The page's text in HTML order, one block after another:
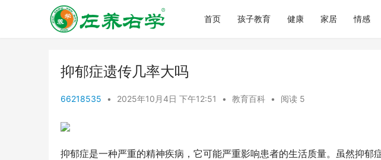
首页 孩子教育 健康 家居 情感
抑郁症遗传几率大吗
66218535 • 2025年10月4日 下午12:51 • 教育百科 • 阅读 5
抑郁症是一种严重的精神疾病，它可能严重影响患者的生活质量。虽然抑郁